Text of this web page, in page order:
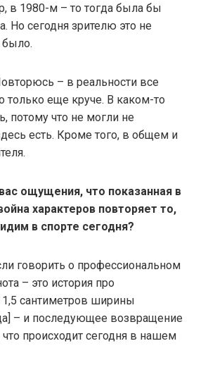
в 1980-м – то тогда была бы
Но сегодня зрителю это не
было.
– в реальности все
только еще круче. В каком-то
потому что не могли не
есть. Кроме того, в общем и
ощущения, что показанная в
характеров повторяет то,
в спорте сегодня?
говорить о профессиональном
– это история про
сантиметров ширины
– и последующее возвращение
что происходит сегодня в нашем